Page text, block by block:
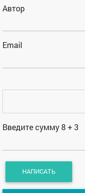
Автор
Email
Введите сумму 8 + 3